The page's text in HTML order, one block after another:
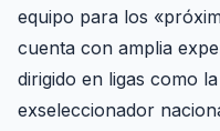
equipo para los
cuenta con amplia
dirigido en ligas como
exseleccionador